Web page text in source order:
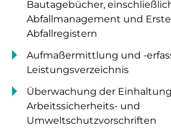
Bautagebücher,
Abfallmanagement und
Abfallregistern
Aufmaßermittlung und -
Leistungsverzeichnis
Überwachung der
Arbeitssicherheits- und
Umweltschutzvorschriften